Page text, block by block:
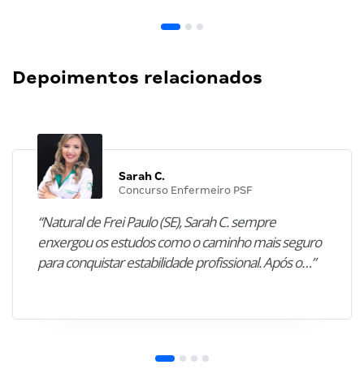
Depoimentos relacionados
Sarah C.
Concurso Enfermeiro PSF
“Natural de Frei Paulo (SE), Sarah C. sempre
enxergou os estudos como o caminho mais seguro
para conquistar estabilidade profissional. Após o…”